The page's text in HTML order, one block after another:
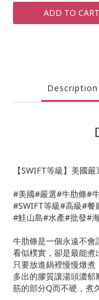
ADD TO CART
Description
【SWIFT等級】美國
#美國#嚴選#牛肋條#
#SWIFT等級#高級#餐
#鮭山島#水產#批發#
牛肋條是一個永遠不
看似樸實，卻是最能煮
只要放進鍋裡慢慢燉
多出的膠質讓湯頭濃郁
筋的部分Q而不硬，煮